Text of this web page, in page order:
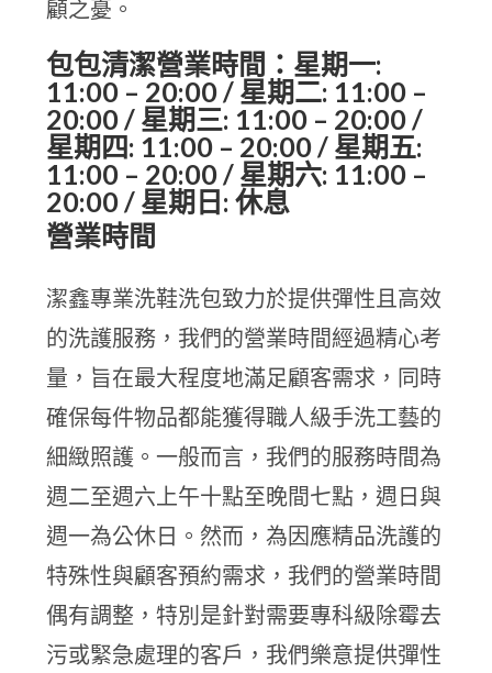
顧之憂。
包包清潔營業時間：星期一:
11:00 – 20:00 / 星期二: 11:00 –
20:00 / 星期三: 11:00 – 20:00 /
星期四: 11:00 – 20:00 / 星期五:
11:00 – 20:00 / 星期六: 11:00 –
20:00 / 星期日: 休息
營業時間
潔鑫專業洗鞋洗包致力於提供彈性且高效
的洗護服務，我們的營業時間經過精心考
量，旨在最大程度地滿足顧客需求，同時
確保每件物品都能獲得職人級手洗工藝的
細緻照護。一般而言，我們的服務時間為
週二至週六上午十點至晚間七點，週日與
週一為公休日。然而，為因應精品洗護的
特殊性與顧客預約需求，我們的營業時間
偶有調整，特別是針對需要專科級除霉去
污或緊急處理的客戶，我們樂意提供彈性